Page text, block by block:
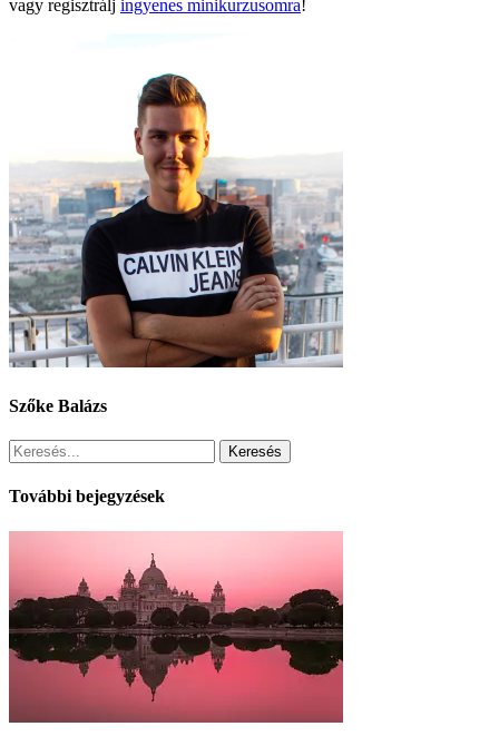
vagy regisztrálj ingyenes minikurzusomra!
Szőke Balázs
Keresés
További bejegyzések